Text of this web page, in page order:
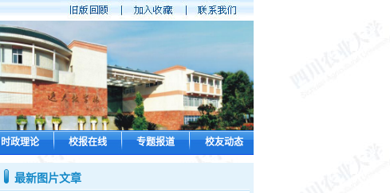
时政理论 校报在线 专题报道 校友动态
最新图片文章